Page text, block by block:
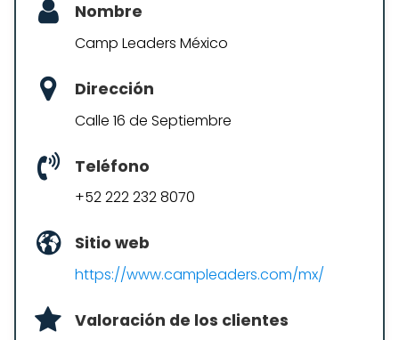
Nombre
Camp Leaders México
Dirección
Calle 16 de Septiembre
Teléfono
+52 222 232 8070
Sitio web
https://www.campleaders.com/mx/
Valoración de los clientes